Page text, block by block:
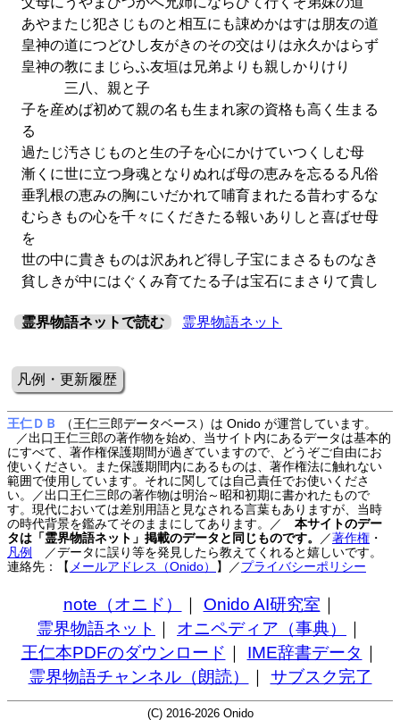
あやまたじ犯さじものと相互にも諌めかはすは朋友の道
皇神の道につどひし友がきのその交はりは永久かはらず
皇神の教にまじらふ友垣は兄弟よりも親しかりけり
三八、親と子
子を産めば初めて親の名も生まれ家の資格も高く生まる
る
過たじ汚さじものと生の子を心にかけていつくしむ母
漸くに世に立つ身魂となりぬれば母の恵みを忘るる凡俗
垂乳根の恵みの胸にいだかれて哺育まれたる昔わするな
むらきもの心を千々にくだきたる報いありしと喜ばせ母
を
世の中に貴きものは沢あれど得し子宝にまさるものなき
貧しきが中にはぐくみ育てたる子は宝石にまさりて貴し
霊界物語ネットで読む 霊界物語ネット
凡例・更新履歴
王仁ＤＢ
（王仁三郎データベース）は Onido が運営しています。
／出口王仁三郎の著作物を始め、当サイト内にあるデータは基本的
にすべて、著作権保護期間が過ぎていますので、どうぞご自由にお
使いください。また保護期間内にあるものは、著作権法に触れない
範囲で使用しています。それに関しては自己責任でお使いくださ
い。／出口王仁三郎の著作物は明治～昭和初期に書かれたもので
す。現代においては差別用語と見なされる言葉もありますが、当時
の時代背景を鑑みてそのままにしてあります。／ 本サイトのデー
タは「霊界物語ネット」掲載のデータと同じものです。
／著作権 ・
凡例 ／データに誤り等を発見したら教えてくれると嬉しいです。
連絡先：【 メールアドレス（Onido） 】 ／プライバシーポリシー
note（オニド） Onido AI研究室
霊界物語ネット
オニペディア（事典）
王仁本PDFのダウンロード
IME辞書データ
霊界物語チャンネル（朗読）
サブスク完了
(C) 2016-2026 Onido